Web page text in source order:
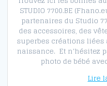
STUDIO 7700.BE
partenaires du Studio
des accessoires, des
superbes créations
naissance. Et n’hésitez
photo de bébé
Lire